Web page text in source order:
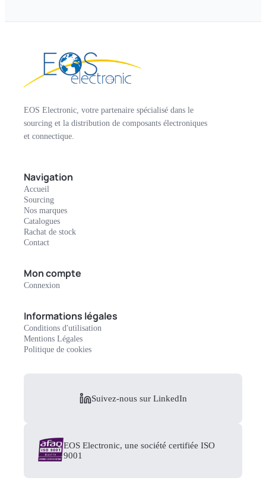
EOS Electronic, votre partenaire spécialisé dans le
sourcing et la distribution de composants électroniques
et connectique.
Navigation
Accueil
Sourcing
Nos marques
Catalogues
Rachat de stock
Contact
Mon compte
Connexion
Informations légales
Conditions d'utilisation
Mentions Légales
Politique de cookies
Suivez-nous sur LinkedIn
EOS Electronic, une société certifiée ISO
9001